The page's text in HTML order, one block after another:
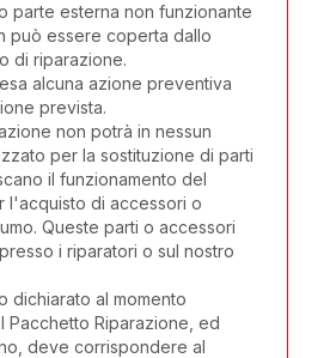
parte esterna non funzionante
può essere coperta dallo
di riparazione.
alcuna azione preventiva
prevista.
non potrà in nessun
per la sostituzione di parti
il funzionamento del
l'acquisto di accessori o
Queste parti o accessori
i riparatori o sul nostro
dichiarato al momento
Pacchetto Riparazione, ed
deve corrispondere al